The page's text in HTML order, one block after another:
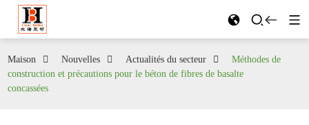
Maison Nouvelles Actualités du secteur
Méthodes de
construction et précautions pour le béton de fibres de basalte
concassées